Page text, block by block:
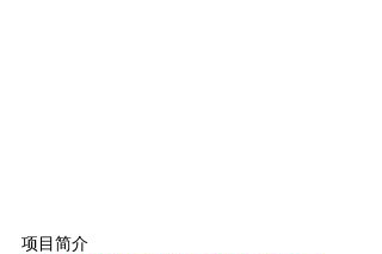
项目简介